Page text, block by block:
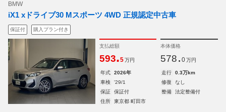
BMW
iX1 xドライブ30 Mスポーツ 4WD 正規認定中古車
保証付 購入プラン付き
支払総額
593.5 万円
本体価格
578. 0 万円
年式 2026年 走行
0.3万km
車検
'29/1 修復
なし
保証
保証付 整備
法定整備付
住所
東京都 町田市